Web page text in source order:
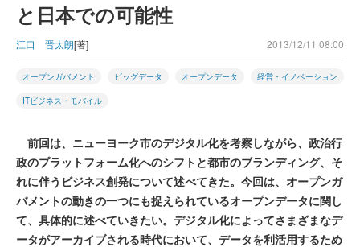
と日本での可能性
江口 晋太朗[著] 2013/12/11 08:00
オープンガバメント ビッグデータ オープンデータ 経営・イノベーション
ITビジネス・モバイル
前回は、ニューヨーク市のデジタル化を考察しながら、政治行
政のプラットフォーム化へのシフトと都市のブランディング、そ
れに伴うビジネス創発について述べてきた。今回は、オープンガ
バメントの動きの一つにも捉えられているオープンデータに関し
て、具体的に述べていきたい。デジタル化によってさまざまなデ
ータがアーカイブされる時代において、データを利活用するため